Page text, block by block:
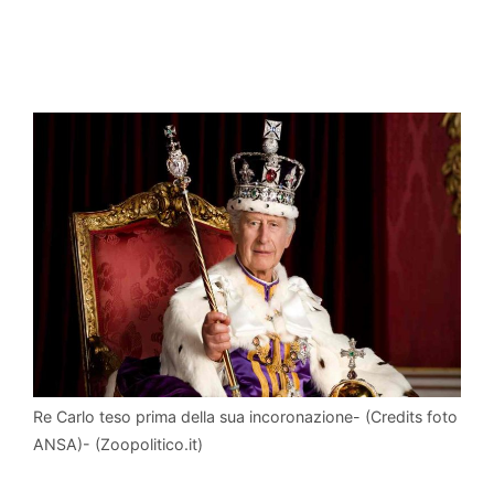
Re Carlo teso prima della sua incoronazione- (Credits foto
ANSA)- (Zoopolitico.it)